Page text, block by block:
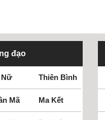
đạo
Thiên Bình
Mã Ma Kết